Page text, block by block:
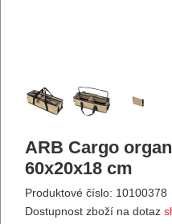
ARB Cargo
60x20x18 cm
Produktové číslo: 10100378
Dostupnost zboží na dotaz